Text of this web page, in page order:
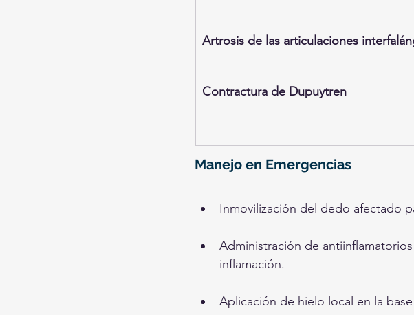
Artrosis de las articulaciones
Contractura de Dupuytren
Manejo en Emergencias
Inmovilización del dedo afectado
Administración de
inflamación.
Aplicación de hielo local en la